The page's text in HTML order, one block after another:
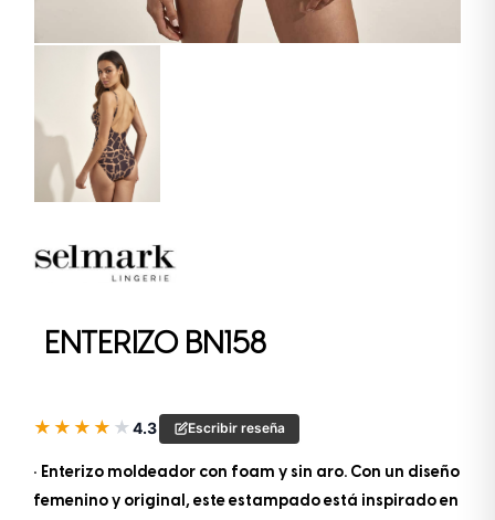
ENTERIZO BN158
★ ★ ★ ★ ★4.3 Escribir reseña
• Enterizo moldeador con foam y sin aro. Con un diseño
femenino y original, este estampado está inspirado en